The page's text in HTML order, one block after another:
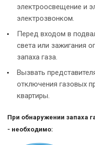
электроосвещение и
электрозвонком.
Перед входом в
света или зажигания
запаха газа.
Вызвать
отключения газовых
квартиры.
При обнаружении запаха
- необходимо: